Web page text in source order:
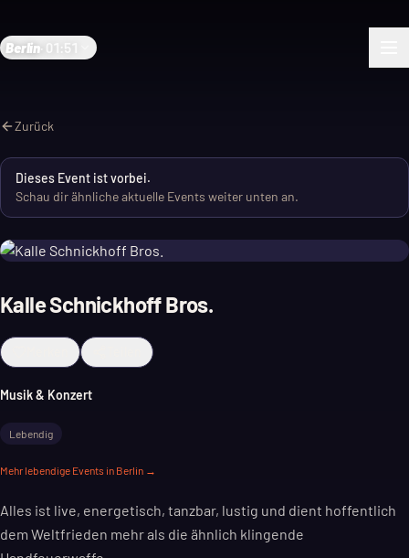
Berlin 01:51
Zurück
Dieses Event ist vorbei.
Schau dir ähnliche aktuelle Events weiter unten an.
Kalle Schnickhoff Bros.
Musik & Konzert
Lebendig
Mehr lebendige Events in Berlin →
Alles ist live, energetisch, tanzbar, lustig und dient hoffentlich
dem Weltfrieden mehr als die ähnlich klingende